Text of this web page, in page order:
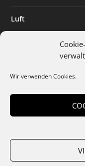
Wir verwenden Cookies.
Luft
Digitalisierung